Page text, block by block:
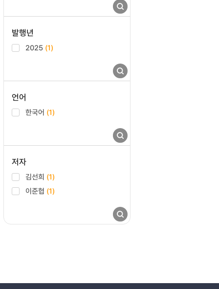
발행년
2025 (1)
언어
한국어 (1)
저자
김선희 (1)
이준협 (1)